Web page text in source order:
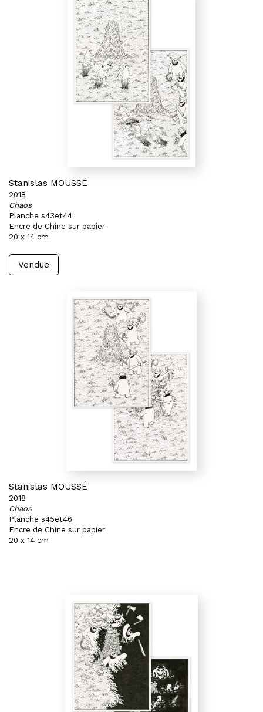
Stanislas MOUSSÉ
2018
Chaos
Planche s43et44
Encre de Chine sur papier
20 x 14 cm
Vendue
Stanislas MOUSSÉ
2018
Chaos
Planche s45et46
Encre de Chine sur papier
20 x 14 cm